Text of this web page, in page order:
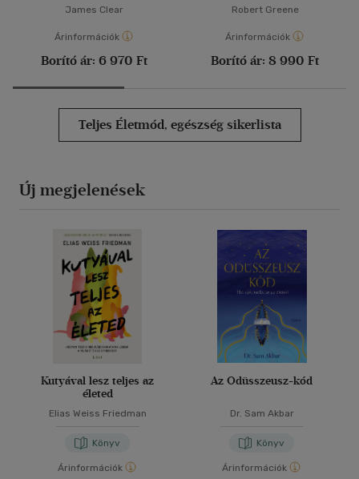
James Clear
Árinformációk
Borító ár: 6 970 Ft
Robert Greene
Árinformációk
Borító ár: 8 990 Ft
Teljes Életmód, egészség sikerlista
Új megjelenések
Kutyával lesz teljes az
életed
Elias Weiss Friedman
Könyv
Árinformációk
Az Odüsszeusz-kód
Dr. Sam Akbar
Könyv
Árinformációk